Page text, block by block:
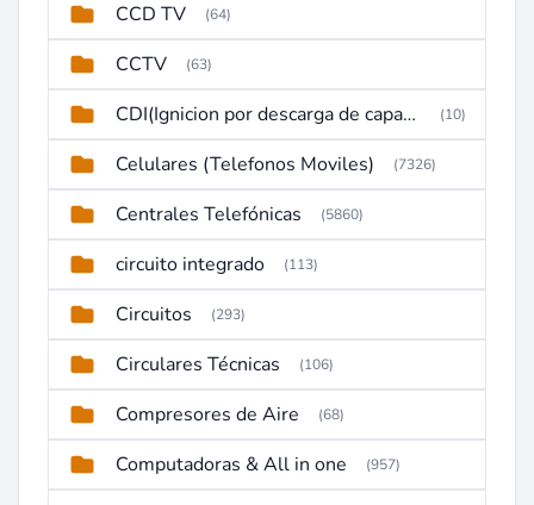
CCD TV (64)
CCTV (63)
CDI(Ignicion por descarga de capacitor) (10)
Celulares (Telefonos Moviles) (7326)
Centrales Telefónicas (5860)
circuito integrado (113)
Circuitos (293)
Circulares Técnicas (106)
Compresores de Aire (68)
Computadoras & All in one (957)